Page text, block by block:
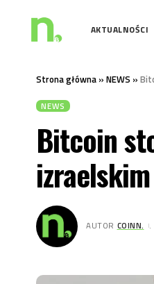
AKTUALNOŚCI
Strona główna » NEWS »
NEWS
Bitcoin
izraelskim
AUTOR COINN. .